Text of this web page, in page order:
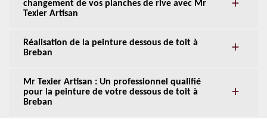
changement de vos planches de rive avec Mr
Texier Artisan
Réalisation de la peinture dessous de toit à
Breban
Mr Texier Artisan : Un professionnel qualifié
pour la peinture de votre dessous de toit à
Breban